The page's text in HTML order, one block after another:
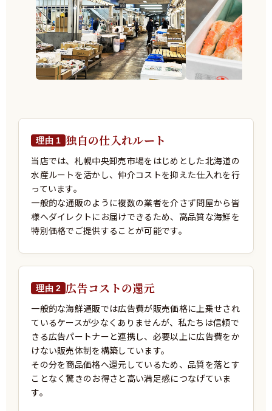
理由 1 独自の仕入れルート
当店では、札幌中央卸売市場をはじめとした北海道の
水産ルートを活かし、仲介コストを抑えた仕入れを行
っています。
一般的な通販のように複数の業者を介さず問屋から皆
様へダイレクトにお届けできるため、高品質な海鮮を
特別価格でご提供することが可能です。
理由 2 広告コストの還元
一般的な海鮮通販では広告費が販売価格に上乗せされ
ているケースが少なくありませんが、私たちは信頼で
きる広告パートナーと連携し、必要以上に広告費をか
けない販売体制を構築しています。
その分を商品価格へ還元しているため、品質を落とす
ことなく驚きのお得さと高い満足感につなげていま
す。